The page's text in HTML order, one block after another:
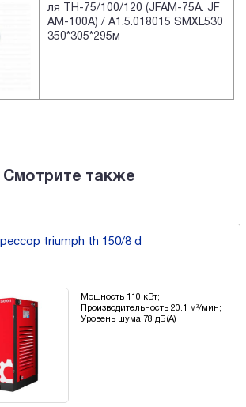
ля TH-75/100/120 (JFAM-75A. JF
AM-100A) / A1.5.018015 SMXL530
350*305*295м
Смотрите также
triumph th 150/8 d
Мощность 110 кВт;
Производительность 20.1 м³/мин;
Уровень шума 78 дБ(А)